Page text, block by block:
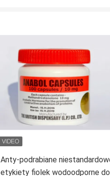
Anty-podrabiane
etykiety fiolek wodoodporne do